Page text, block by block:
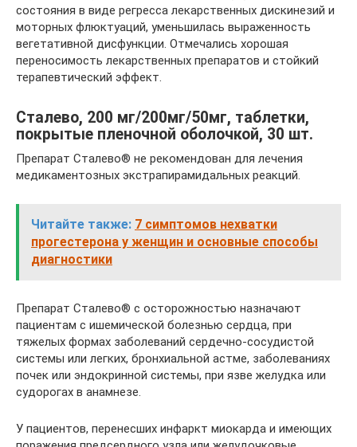
состояния в виде регресса лекарственных дискинезий и
моторных флюктуаций, уменьшилась выраженность
вегетативной дисфункции. Отмечались хорошая
переносимость лекарственных препаратов и стойкий
терапевтический эффект.
Сталево, 200 мг/200мг/50мг, таблетки,
покрытые пленочной оболочкой, 30 шт.
Препарат Сталево® не рекомендован для лечения
медикаментозных экстрапирамидальных реакций.
Читайте также: 7 симптомов нехватки
прогестерона у женщин и основные способы
диагностики
Препарат Сталево® с осторожностью назначают
пациентам с ишемической болезнью сердца, при
тяжелых формах заболеваний сердечно-сосудистой
системы или легких, бронхиальной астме, заболеваниях
почек или эндокринной системы, при язве желудка или
судорогах в анамнезе.
У пациентов, перенесших инфаркт миокарда и имеющих